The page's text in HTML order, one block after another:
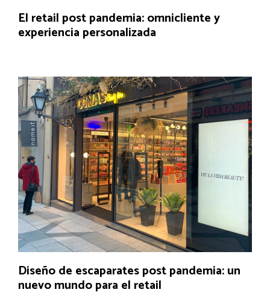
El retail post pandemia: omnicliente y
experiencia personalizada
Diseño de escaparates post pandemia: un
nuevo mundo para el retail